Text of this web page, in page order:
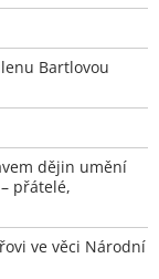
Bartlovou
dějin umění
přátelé,
ve věci Národní